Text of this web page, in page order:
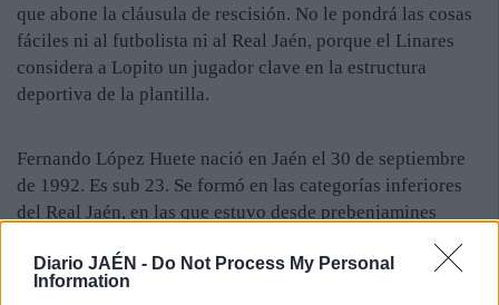
Diario JAÉN - Do Not Process My Personal
Information
que abone la cláusula de rescisión. No le pondrá las cosas
fáciles ni al futbolista ni al Real Jaén, porque el Linares
considera a Lopito un jugador clave en la estructura
deportiva de la plantilla.
Fernando López Huete nació en Jaén el 30 de septiembre
de 1992. Es sub 23. Se formó en las categorías inferiores
del Real Jaén, en las que estuvo desde prebenjamines
hasta cadetes. En juveniles se marchó al Almería, conjunto
en el que estuvo cinco años, los dos últimos en el filial. En
el club almeriense dejó muestras de su calidad. La